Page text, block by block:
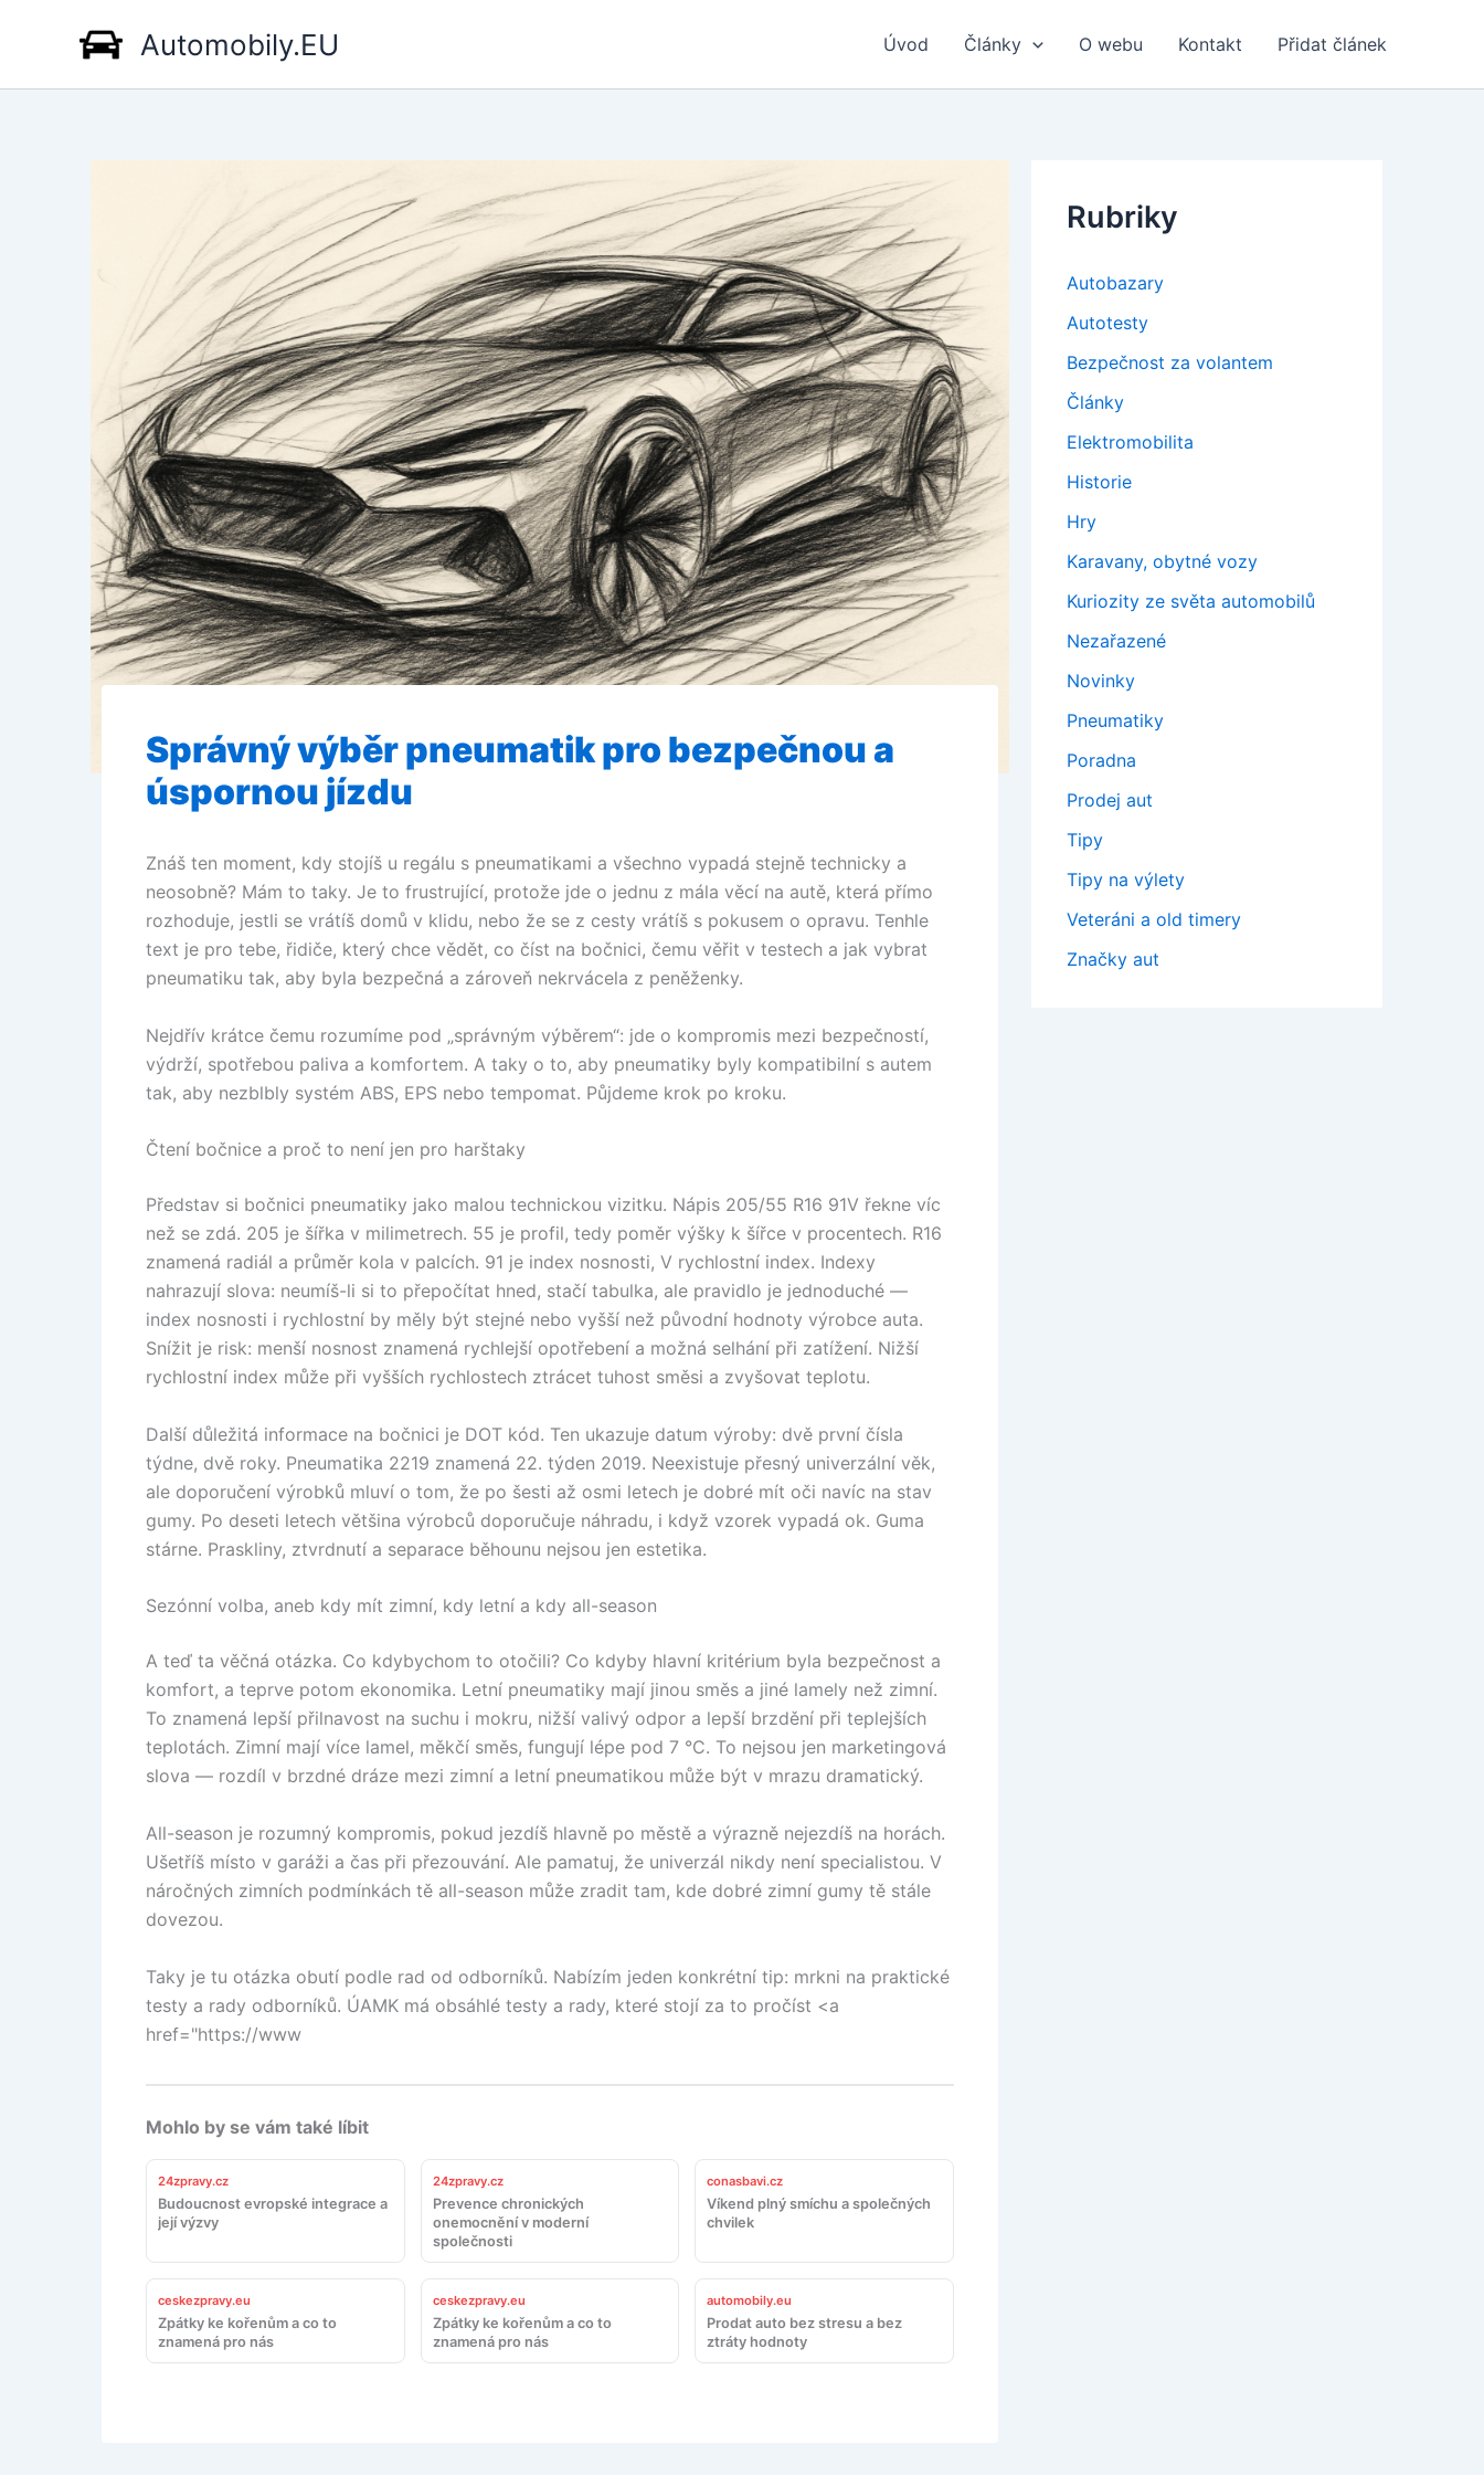
Automobily.EU Úvod Články O webu Kontakt Přidat článek
Správný výběr pneumatik pro bezpečnou a
úspornou jízdu
Znáš ten moment, kdy stojíš u regálu s pneumatikami a všechno vypadá stejně technicky a
neosobně? Mám to taky. Je to frustrující, protože jde o jednu z mála věcí na autě, která přímo
rozhoduje, jestli se vrátíš domů v klidu, nebo že se z cesty vrátíš s pokusem o opravu. Tenhle
text je pro tebe, řidiče, který chce vědět, co číst na bočnici, čemu věřit v testech a jak vybrat
pneumatiku tak, aby byla bezpečná a zároveň nekrvácela z peněženky.
Nejdřív krátce čemu rozumíme pod „správným výběrem“: jde o kompromis mezi bezpečností,
výdrží, spotřebou paliva a komfortem. A taky o to, aby pneumatiky byly kompatibilní s autem
tak, aby nezblbly systém ABS, EPS nebo tempomat. Půjdeme krok po kroku.
Čtení bočnice a proč to není jen pro harštaky
Představ si bočnici pneumatiky jako malou technickou vizitku. Nápis 205/55 R16 91V řekne víc
než se zdá. 205 je šířka v milimetrech. 55 je profil, tedy poměr výšky k šířce v procentech. R16
znamená radiál a průměr kola v palcích. 91 je index nosnosti, V rychlostní index. Indexy
nahrazují slova: neumíš-li si to přepočítat hned, stačí tabulka, ale pravidlo je jednoduché —
index nosnosti i rychlostní by měly být stejné nebo vyšší než původní hodnoty výrobce auta.
Snížit je risk: menší nosnost znamená rychlejší opotřebení a možná selhání při zatížení. Nižší
rychlostní index může při vyšších rychlostech ztrácet tuhost směsi a zvyšovat teplotu.
Další důležitá informace na bočnici je DOT kód. Ten ukazuje datum výroby: dvě první čísla
týdne, dvě roky. Pneumatika 2219 znamená 22. týden 2019. Neexistuje přesný univerzální věk,
ale doporučení výrobků mluví o tom, že po šesti až osmi letech je dobré mít oči navíc na stav
gumy. Po deseti letech většina výrobců doporučuje náhradu, i když vzorek vypadá ok. Guma
stárne. Praskliny, ztvrdnutí a separace běhounu nejsou jen estetika.
Sezónní volba, aneb kdy mít zimní, kdy letní a kdy all-season
A teď ta věčná otázka. Co kdybychom to otočili? Co kdyby hlavní kritérium byla bezpečnost a
komfort, a teprve potom ekonomika. Letní pneumatiky mají jinou směs a jiné lamely než zimní.
To znamená lepší přilnavost na suchu i mokru, nižší valivý odpor a lepší brzdění při teplejších
teplotách. Zimní mají více lamel, měkčí směs, fungují lépe pod 7 °C. To nejsou jen marketingová
slova — rozdíl v brzdné dráze mezi zimní a letní pneumatikou může být v mrazu dramatický.
All-season je rozumný kompromis, pokud jezdíš hlavně po městě a výrazně nejezdíš na horách.
Ušetříš místo v garáži a čas při přezouvání. Ale pamatuj, že univerzál nikdy není specialistou. V
náročných zimních podmínkách tě all-season může zradit tam, kde dobré zimní gumy tě stále
dovezou.
Taky je tu otázka obutí podle rad od odborníků. Nabízím jeden konkrétní tip: mrkni na praktické
testy a rady odborníků. ÚAMK má obsáhlé testy a rady, které stojí za to pročíst <a
href="https://www
Mohlo by se vám také líbit
24zpravy.cz
Budoucnost evropské integrace a
její výzvy
24zpravy.cz
Prevence chronických
onemocnění v moderní
společnosti
conasbavi.cz
Víkend plný smíchu a společných
chvilek
ceskezpravy.eu
Zpátky ke kořenům a co to
znamená pro nás
ceskezpravy.eu
Zpátky ke kořenům a co to
znamená pro nás
automobily.eu
Prodat auto bez stresu a bez
ztráty hodnoty
Rubriky
Autobazary
Autotesty
Bezpečnost za volantem
Články
Elektromobilita
Historie
Hry
Karavany, obytné vozy
Kuriozity ze světa automobilů
Nezařazené
Novinky
Pneumatiky
Poradna
Prodej aut
Tipy
Tipy na výlety
Veteráni a old timery
Značky aut